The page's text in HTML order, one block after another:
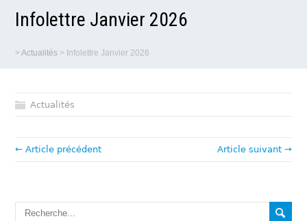
Infolettre Janvier 2026
>Actualités > Infolettre Janvier 2026
Actualités
← Article précédent Article suivant →